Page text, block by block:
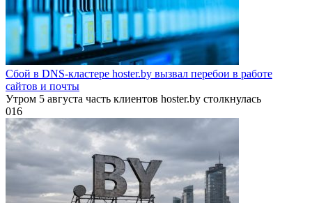
Сбой в DNS-кластере hoster.by вызвал перебои в работе
сайтов и почты
Утром 5 августа часть клиентов hoster.by столкнулась
016